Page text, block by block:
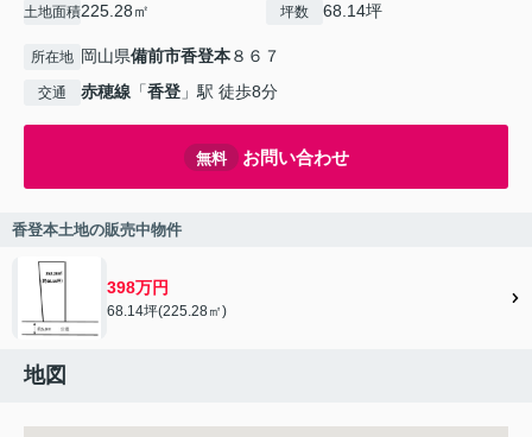
土地面積225.28㎡ 坪数 68.14坪
所在地 岡山県備前市香登本８６７
交通 赤穂線 「香登 」駅 徒歩8分
無料 お問い合わせ
香登本土地の販売中物件
398万円
68.14坪(225.28㎡)
地図